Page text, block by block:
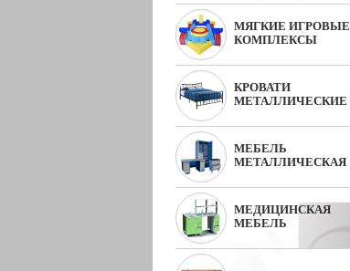
МЯГКИЕ ИГРОВЫЕ
КОМПЛЕКСЫ
КРОВАТИ
МЕТАЛЛИЧЕСКИЕ
МЕБЕЛЬ
МЕТАЛЛИЧЕСКАЯ
МЕДИЦИНСКАЯ
МЕБЕЛЬ